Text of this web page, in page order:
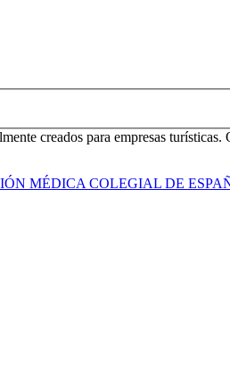
creados para empresas
MÉDICA COLEGIAL DE